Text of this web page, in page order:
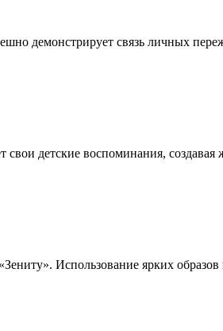
демонстрирует связь личных
свои детские воспоминания,
Использование ярких